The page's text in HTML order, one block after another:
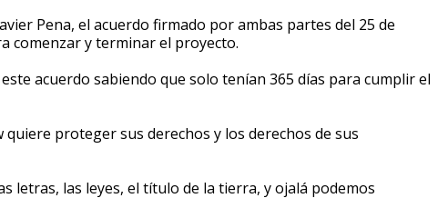
Pena, el acuerdo firmado por ambas partes del 25 de
comenzar y terminar el proyecto.
acuerdo sabiendo que solo tenían 365 días para cumplir el
proteger sus derechos y los derechos de sus
letras, las leyes, el título de la tierra, y ojalá podemos